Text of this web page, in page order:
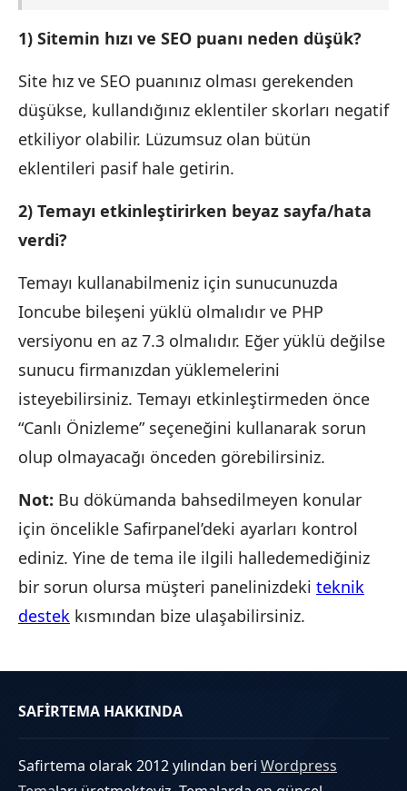
1) Sitemin hızı ve SEO puanı neden düşük?
Site hız ve SEO puanınız olması gerekenden
düşükse, kullandığınız eklentiler skorları negatif
etkiliyor olabilir. Lüzumsuz olan bütün
eklentileri pasif hale getirin.
2) Temayı etkinleştirirken beyaz sayfa/hata
verdi?
Temayı kullanabilmeniz için sunucunuzda
Ioncube bileşeni yüklü olmalıdır ve PHP
versiyonu en az 7.3 olmalıdır. Eğer yüklü değilse
sunucu firmanızdan yüklemelerini
isteyebilirsiniz. Temayı etkinleştirmeden önce
“Canlı Önizleme” seçeneğini kullanarak sorun
olup olmayacağı önceden görebilirsiniz.
Not: Bu dökümanda bahsedilmeyen konular
için öncelikle Safirpanel’deki ayarları kontrol
ediniz. Yine de tema ile ilgili halledemediğiniz
bir sorun olursa müşteri panelinizdeki teknik
destek kısmından bize ulaşabilirsiniz.
SAFİRTEMA HAKKINDA
Safirtema olarak 2012 yılından beri Wordpress